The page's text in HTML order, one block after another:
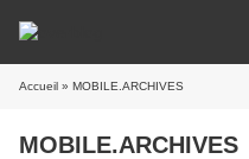
Accueil » MOBILE.ARCHIVES
MOBILE.ARCHIVES